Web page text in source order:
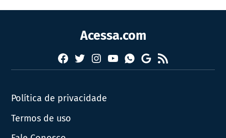
Acessa.com
Facebook
TwitterInstagram
YouTubeWhatsapp
Google
News
RSS
Política de privacidade
Termos de uso